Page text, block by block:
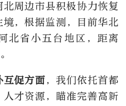
周边市县积极协力恢复
，根据监测，目前华北
北省小五台地区，距离
互促方面，我们依托首都
才资源，瞄准完善高新